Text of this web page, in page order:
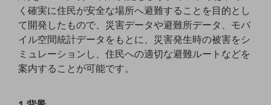
電話・映像コミュニケーション
セキュリティ
く確実に住民が安全な場所へ避難することを目的とし
て開発したもので、災害データや避難所データ、モバ
イル空間統計データをもとに、災害発生時の被害をシ
ミュレーションし、住民への適切な避難ルートなどを
案内することが可能です。